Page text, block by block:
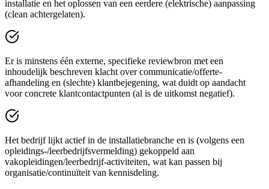
installatie en het oplossen van een eerdere (elektrische) aanpassing
(clean achtergelaten).
Er is minstens één externe, specifieke reviewbron met een
inhoudelijk beschreven klacht over communicatie/offerte-
afhandeling en (slechte) klantbejegening, wat duidt op aandacht
voor concrete klantcontactpunten (al is de uitkomst negatief).
Het bedrijf lijkt actief in de installatiebranche en is (volgens een
opleidings-/leerbedrijfsvermelding) gekoppeld aan
vakopleidingen/leerbedrijf-activiteiten, wat kan passen bij
organisatie/continuïteit van kennisdeling.